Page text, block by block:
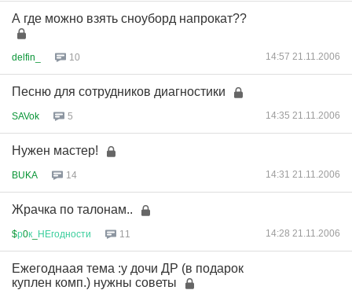
А где можно взять сноуборд напрокат??
delfin_ 10 14:57 21.11.2006
Песню для сотрудников диагностики
SAVok 5 14:35 21.11.2006
Нужен мастер!
BUKA 14 14:31 21.11.2006
Жрачка по талонам..
$р0к НЕгодности 11 14:28 21.11.2006
Ежегоднаая тема :у дочи ДР (в подарок
куплен комп.) нужны советы